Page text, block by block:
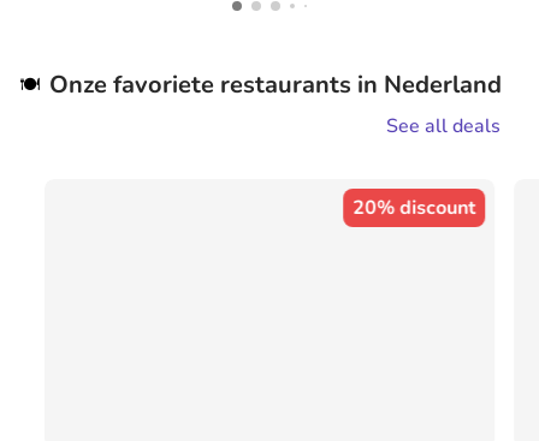
🍽️ Onze favoriete restaurants in Nederland
See all deals
20% discount